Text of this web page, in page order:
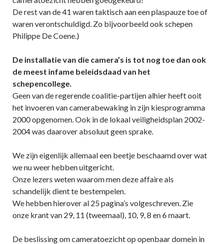
De rest van de 41 waren taktisch aan een plaspauze toe of
waren verontschuldigd. Zo bijvoorbeeld ook schepen
Philippe De Coene.)
De installatie van die camera’s is tot nog toe dan ook
de meest infame beleidsdaad van het
schepencollege.
Geen van de regerende coalitie-partijen alhier heeft ooit
het invoeren van camerabewaking in zijn kiesprogramma
2000 opgenomen. Ook in de lokaal veiligheidsplan 2002-
2004 was daarover absoluut geen sprake.
We zijn eigenlijk allemaal een beetje beschaamd over wat
we nu weer hebben uitgericht.
Onze lezers weten waarom men deze affaire als
schandelijk dient te bestempelen.
We hebben hierover al 25 pagina’s volgeschreven. Zie
onze krant van 29, 11 (tweemaal), 10, 9, 8 en 6 maart.
De beslissing om cameratoezicht op openbaar domein in